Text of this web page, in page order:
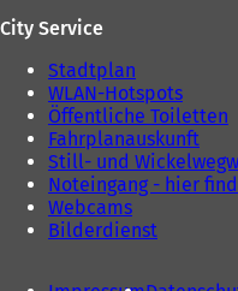
City Service
Stadtplan
WLAN-Hotspots
Öffentliche Toiletten
Fahrplanauskunft
Still- und
Noteingang - hier
Webcams
Bilderdienst